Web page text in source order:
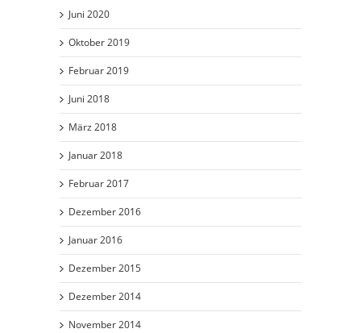
Juni 2020
Oktober 2019
Februar 2019
Juni 2018
März 2018
Januar 2018
Februar 2017
Dezember 2016
Januar 2016
Dezember 2015
Dezember 2014
November 2014